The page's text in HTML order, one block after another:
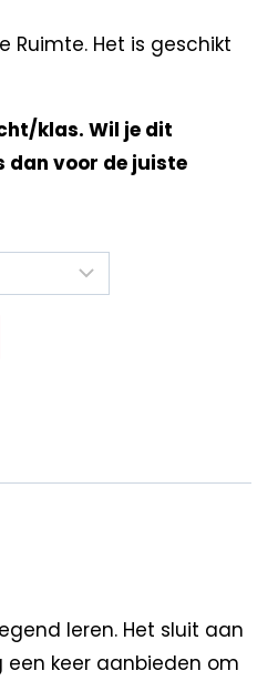
Ruimte. Het is geschikt
klas. Wil je dit
dan voor de juiste
leren. Het sluit aan
een keer aanbieden om